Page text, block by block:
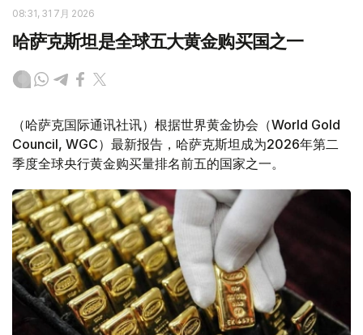
08:31, 31 7月 2026
哈萨克斯坦是全球五大黄金购买国之一
（哈萨克国际通讯社讯）根据世界黄金协会（World Gold
Council, WGC）最新报告，哈萨克斯坦成为2026年第二
季度全球央行黄金购买量排名前五的国家之一。